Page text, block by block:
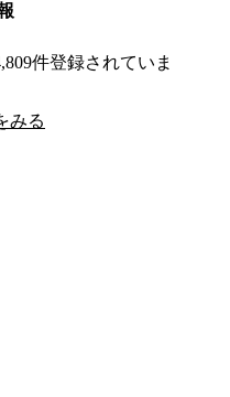
件登録されていま
みる